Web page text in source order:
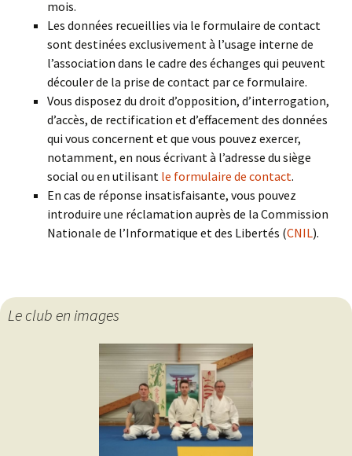
mois.
Les données recueillies via le formulaire de contact
sont destinées exclusivement à l’usage interne de
l’association dans le cadre des échanges qui peuvent
découler de la prise de contact par ce formulaire.
Vous disposez du droit d’opposition, d’interrogation,
d’accès, de rectification et d’effacement des données
qui vous concernent et que vous pouvez exercer,
notamment, en nous écrivant à l’adresse du siège
social ou en utilisant le formulaire de contact.
En cas de réponse insatisfaisante, vous pouvez
introduire une réclamation auprès de la Commission
Nationale de l’Informatique et des Libertés (CNIL).
Le club en images